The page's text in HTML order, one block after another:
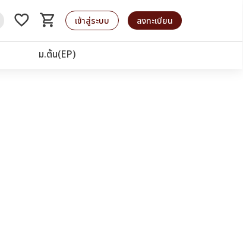
favorite_border shopping_cart
รถเข็น เข้าสู่ระบบ ลงทะเบียน
ม.ต้น(EP)